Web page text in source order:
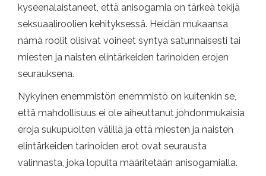
kyseenalaistaneet, että anisogamia on tärkeä tekijä
seksuaaliroolien kehityksessä. Heidän mukaansa
nämä roolit olisivat voineet syntyä satunnaisesti tai
miesten ja naisten elintärkeiden tarinoiden erojen
seurauksena.
Nykyinen enemmistön enemmistö on kuitenkin se,
että mahdollisuus ei ole aiheuttanut johdonmukaisia ​​
eroja sukupuolten välillä ja että miesten ja naisten
elintärkeiden tarinoiden erot ovat seurausta
valinnasta, joka lopulta määritetään anisogamialla.